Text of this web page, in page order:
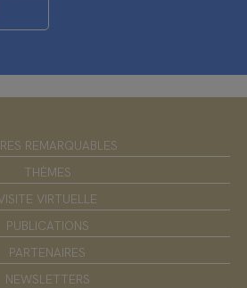
REMARQUABLES
THÈMES
VIRTUELLE
PUBLICATIONS
PARTENAIRES
NEWSLETTERS